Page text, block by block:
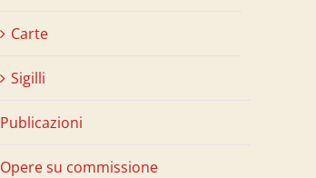
Carte
Sigilli
Publicazioni
Opere su commissione